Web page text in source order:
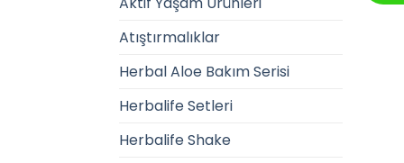
Atıştırmalıklar
Herbal Aloe Bakım Serisi
Herbalife Setleri
Herbalife Shake